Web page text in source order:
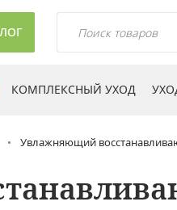
КОМПЛЕКСНЫЙ УХОД
Увлажняющий